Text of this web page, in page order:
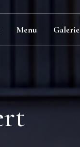
Menu Galerie